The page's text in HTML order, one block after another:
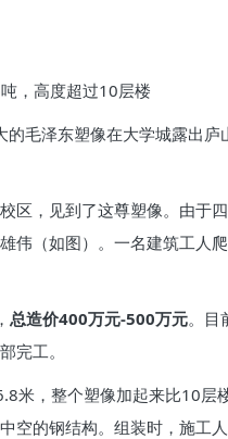
高度超过10层楼
泽东塑像在大学城露出庐
，见到了这尊塑像。由于
伟（如图）。一名建筑工人
总造价400万元-500万元。目
完工。
，整个塑像加起来比10层
空的钢结构。组装时，施工